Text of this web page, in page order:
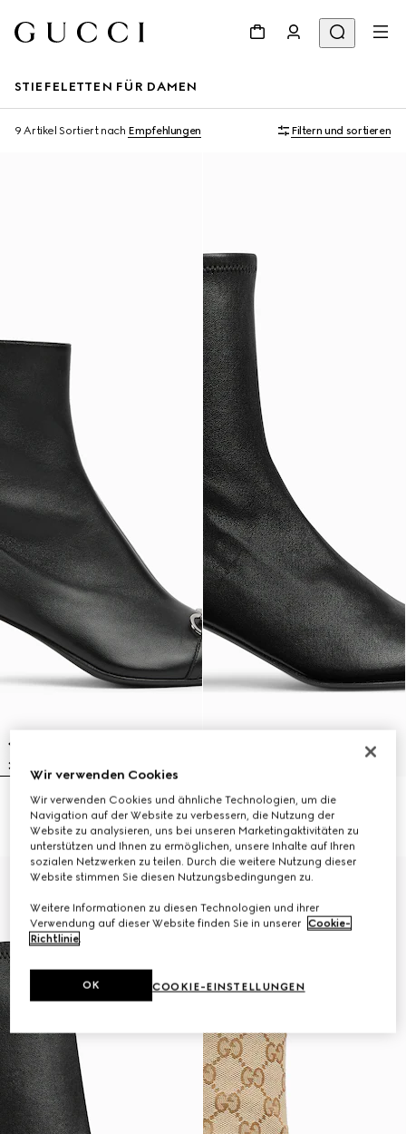
STIEFELETTEN FÜR DAMEN
9 Artikel Sortiert nach Empfehlungen Filtern und sortieren
Vittoria Damenstiefelette
€ 1.320
Signora Damenstiefelette
€ 1.280
Wir verwenden Cookies
Wir verwenden Cookies und ähnliche Technologien, um die
Navigation auf der Website zu verbessern, die Nutzung der
Website zu analysieren, uns bei unseren Marketingaktivitäten zu
unterstützen und Ihnen zu ermöglichen, unsere Inhalte auf Ihren
sozialen Netzwerken zu teilen. Durch die weitere Nutzung dieser
Website stimmen Sie diesen Nutzungsbedingungen zu.
Weitere Informationen zu diesen Technologien und ihrer
Verwendung auf dieser Website finden Sie in unserer Cookie-
Richtlinie.
COOKIE-EINSTELLUNGEN
OK